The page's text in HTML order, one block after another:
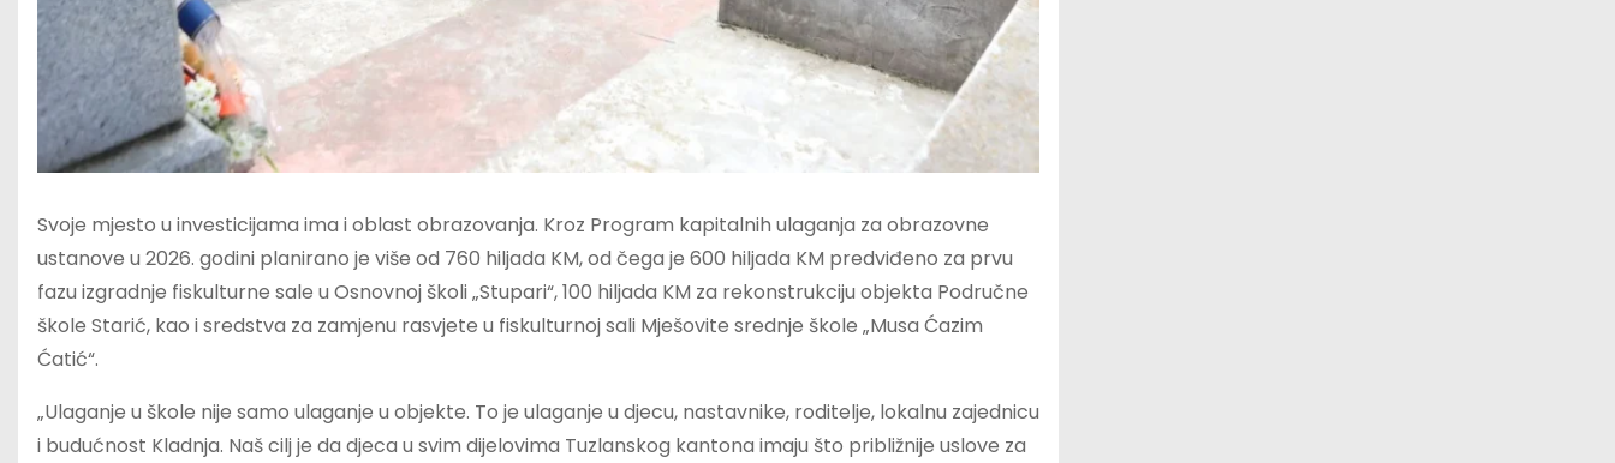
Svoje mjesto u investicijama ima i oblast obrazovanja. Kroz Program kapitalnih ulaganja za obrazovne
ustanove u 2026. godini planirano je više od 760 hiljada KM, od čega je 600 hiljada KM predviđeno za prvu
fazu izgradnje fiskulturne sale u Osnovnoj školi „Stupari“, 100 hiljada KM za rekonstrukciju objekta Područne
škole Starić, kao i sredstva za zamjenu rasvjete u fiskulturnoj sali Mješovite srednje škole „Musa Ćazim
Ćatić“.
„Ulaganje u škole nije samo ulaganje u objekte. To je ulaganje u djecu, nastavnike, roditelje, lokalnu zajednicu
i budućnost Kladnja. Naš cilj je da djeca u svim dijelovima Tuzlanskog kantona imaju što približnije uslove za